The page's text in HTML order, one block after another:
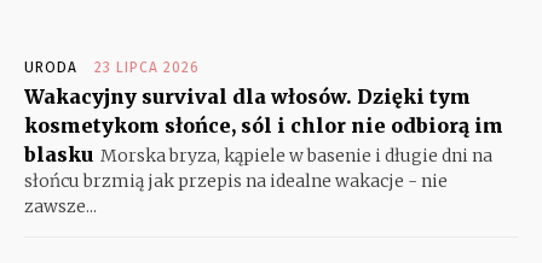
URODA 23 LIPCA 2026
Wakacyjny survival dla włosów. Dzięki tym
kosmetykom słońce, sól i chlor nie odbiorą im
blasku Morska bryza, kąpiele w basenie i długie dni na
słońcu brzmią jak przepis na idealne wakacje - nie
zawsze...